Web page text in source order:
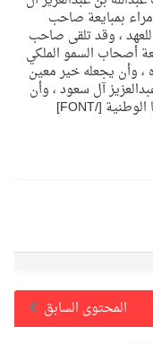
بمبايعة صاحب
للعهد ، وقد تلقى صاحب
أصحاب السمو الملكي
، وأن يجعله خير معين
آل سعود ، وأن
يحفظ على الدولة أمنها واستقرارها ووحدتها الوطنية [/FONT]
المحتوى السابق